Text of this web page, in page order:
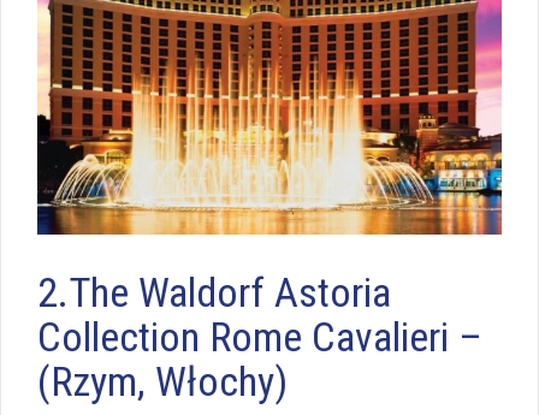
2.The Waldorf Astoria
Collection Rome Cavalieri –
(Rzym, Włochy)